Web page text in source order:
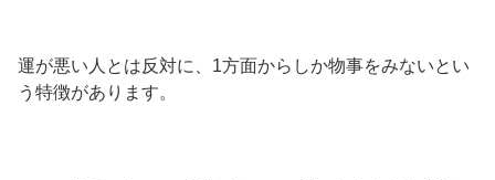
運が悪い人とは反対に、1方面からしか物事をみないとい
う特徴があります。